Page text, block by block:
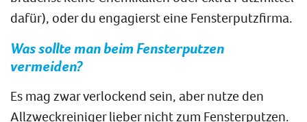
dafür), oder du engagierst eine Fensterputzfirma.
Was sollte man beim Fensterputzen
vermeiden?
Es mag zwar verlockend sein, aber nutze den
Allzweckreiniger lieber nicht zum Fensterputzen.